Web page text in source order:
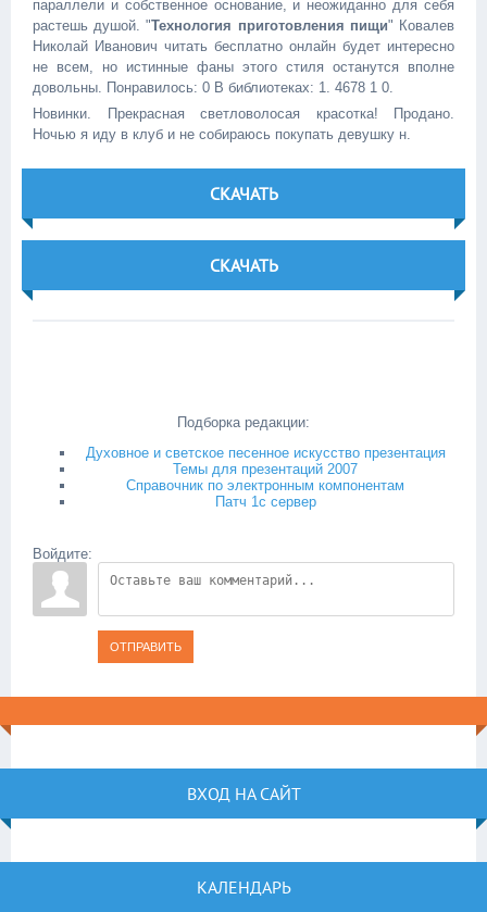
параллели и собственное основание, и неожиданно для себя
растешь душой. "Технология приготовления пищи" Ковалев
Николай Иванович читать бесплатно онлайн будет интересно
не всем, но истинные фаны этого стиля останутся вполне
довольны. Понравилось: 0 В библиотеках: 1. 4678 1 0.
Новинки. Прекрасная светловолосая красотка! Продано.
Ночью я иду в клуб и не собираюсь покупать девушку н.
СКАЧАТЬ
СКАЧАТЬ
Подборка редакции:
Духовное и светское песенное искусство презентация
Темы для презентаций 2007
Справочник по электронным компонентам
Патч 1с сервер
Войдите:
ОТПРАВИТЬ
ВХОД НА САЙТ
КАЛЕНДАРЬ